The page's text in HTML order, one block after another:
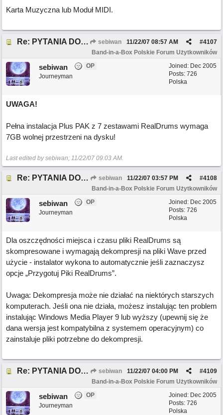
Karta Muzyczna lub Moduł MIDI.
Re: PYTANIA DO MODERATORA sebiwan #4107
11/22/07 08:57 AM
Band-in-a-Box Polskie Forum Użytkowników
Joined: Dec 2005
Posts: 726
Polska
sebiwan
OP
Journeyman
UWAGA!
Pełna instalacja Plus PAK z 7 zestawami RealDrums wymaga
7GB wolnej przestrzeni na dysku!
Last edited by sebiwan; 11/22/07 09:03 AM.
Re: PYTANIA DO MODERATORA sebiwan #4108
11/22/07 03:57 PM
Band-in-a-Box Polskie Forum Użytkowników
Joined: Dec 2005
Posts: 726
Polska
sebiwan
OP
Journeyman
Dla oszczędności miejsca i czasu pliki RealDrums są
skompresowane i wymagają dekompresji na pliki Wave przed
użycie - instalator wykona to automatycznie jeśli zaznaczysz
opcje „Przygotuj Piki RealDrums”.
Uwaga: Dekompresja może nie działać na niektórych starszych
komputerach. Jeśli ona nie działa, możesz instalując ten problem
instalując Windows Media Player 9 lub wyższy (upewnij się że
dana wersja jest kompatybilna z systemem operacyjnym) co
zainstaluje pliki potrzebne do dekompresji.
Re: PYTANIA DO MODERATORA sebiwan #4109
11/22/07 04:00 PM
Band-in-a-Box Polskie Forum Użytkowników
Joined: Dec 2005
Posts: 726
Polska
sebiwan
OP
Journeyman